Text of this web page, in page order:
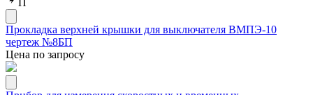
Прокладка верхней крышки для выключателя ВМПЭ-10
чертеж №8БП
Цена по запросу